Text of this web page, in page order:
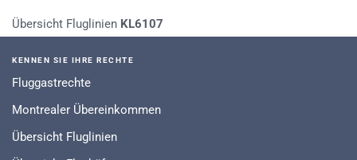
Übersicht Fluglinien KL6107
KENNEN SIE IHRE RECHTE
Fluggastrechte
Montrealer Übereinkommen
Übersicht Fluglinien